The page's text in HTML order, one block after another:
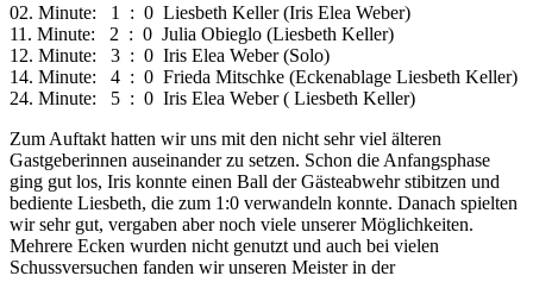
02. Minute: 1 : 0 Liesbeth Keller (Iris Elea Weber)
11. Minute: 2 : 0 Julia Obieglo (Liesbeth Keller)
12. Minute: 3 : 0 Iris Elea Weber (Solo)
14. Minute: 4 : 0 Frieda Mitschke (Eckenablage Liesbeth Keller)
24. Minute: 5 : 0 Iris Elea Weber ( Liesbeth Keller)
Zum Auftakt hatten wir uns mit den nicht sehr viel älteren
Gastgeberinnen auseinander zu setzen. Schon die Anfangsphase
ging gut los, Iris konnte einen Ball der Gästeabwehr stibitzen und
bediente Liesbeth, die zum 1:0 verwandeln konnte. Danach spielten
wir sehr gut, vergaben aber noch viele unserer Möglichkeiten.
Mehrere Ecken wurden nicht genutzt und auch bei vielen
Schussversuchen fanden wir unseren Meister in der